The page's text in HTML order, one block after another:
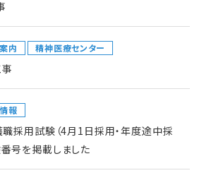
内 精神医療センター
報
採用試験（4月1日採用・年度途中採
号を掲載しました